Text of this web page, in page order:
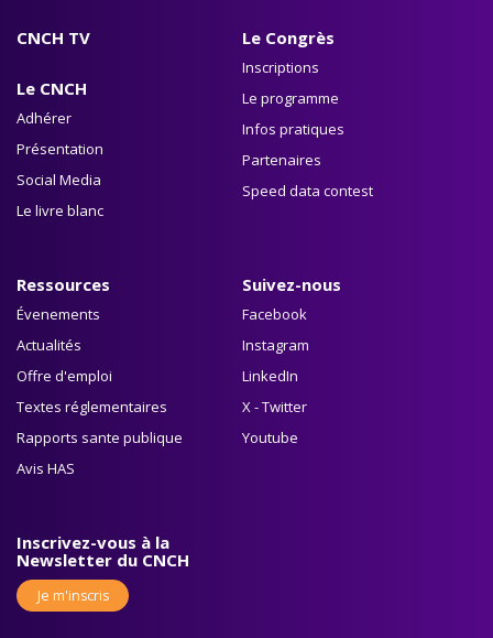
CNCH TV
Le CNCH
Adhérer
Présentation
Social Media
Le livre blanc
Le Congrès
Inscriptions
Le programme
Infos pratiques
Partenaires
Speed data contest
Ressources
Évenements
Actualités
Offre d'emploi
Textes réglementaires
Rapports sante publique
Avis HAS
Suivez-nous
Facebook
Instagram
LinkedIn
X - Twitter
Youtube
Inscrivez-vous à la
Newsletter du CNCH
Je m'inscris